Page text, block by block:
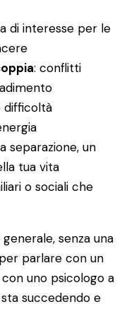
di interesse per le
: conflitti
difficoltà
separazione, un
tua vita
o sociali che
senza una
parlare con un
uno psicologo a
succedendo e